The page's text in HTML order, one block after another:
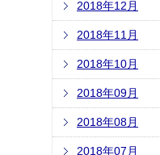
2018年12月
2018年11月
2018年10月
2018年09月
2018年08月
2018年07月